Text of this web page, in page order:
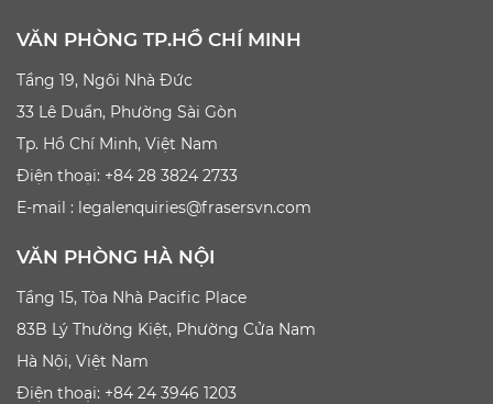
VĂN PHÒNG TP.HỒ CHÍ MINH
Tầng 19, Ngôi Nhà Đức
33 Lê Duẩn, Phường Sài Gòn
Tp. Hồ Chí Minh, Việt Nam
Điện thoại: +84 28 3824 2733
E-mail : legalenquiries@frasersvn.com
VĂN PHÒNG HÀ NỘI
Tầng 15, Tòa Nhà Pacific Place
83B Lý Thường Kiệt, Phường Cửa Nam
Hà Nội, Việt Nam
Điện thoại: +84 24 3946 1203